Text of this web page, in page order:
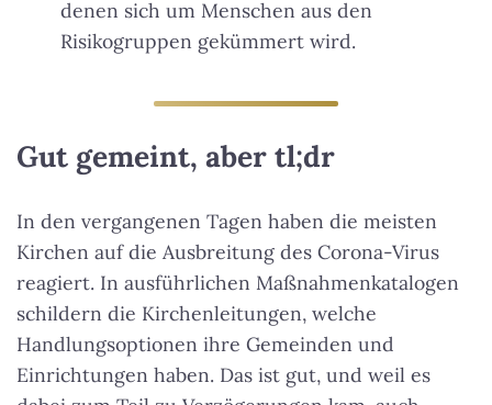
denen sich um Menschen aus den
Risikogruppen gekümmert wird.
Gut gemeint, aber tl;dr
In den vergangenen Tagen haben die meisten
Kirchen auf die Ausbreitung des Corona-Virus
reagiert. In ausführlichen Maßnahmenkatalogen
schildern die Kirchenleitungen, welche
Handlungsoptionen ihre Gemeinden und
Einrichtungen haben. Das ist gut, und weil es